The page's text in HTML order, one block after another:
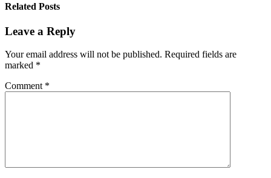
Related Posts
Leave a Reply
Your email address will not be published. Required fields are
marked *
Comment *